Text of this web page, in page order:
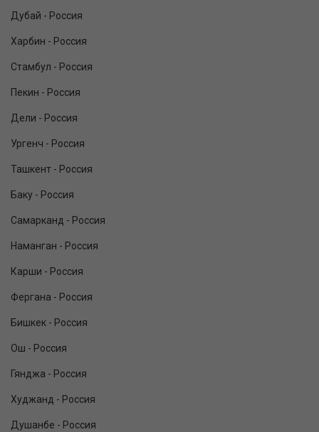
Дубай - Россия
Харбин - Россия
Стамбул - Россия
Пекин - Россия
Дели - Россия
Ургенч - Россия
Ташкент - Россия
Баку - Россия
Самарканд - Россия
Наманган - Россия
Карши - Россия
Фергана - Россия
Бишкек - Россия
Ош - Россия
Гянджа - Россия
Худжанд - Россия
Душанбе - Россия